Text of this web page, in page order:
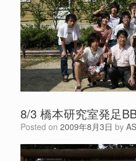
8/3 橋本研究室発足
Posted on 2009年8月3日 by